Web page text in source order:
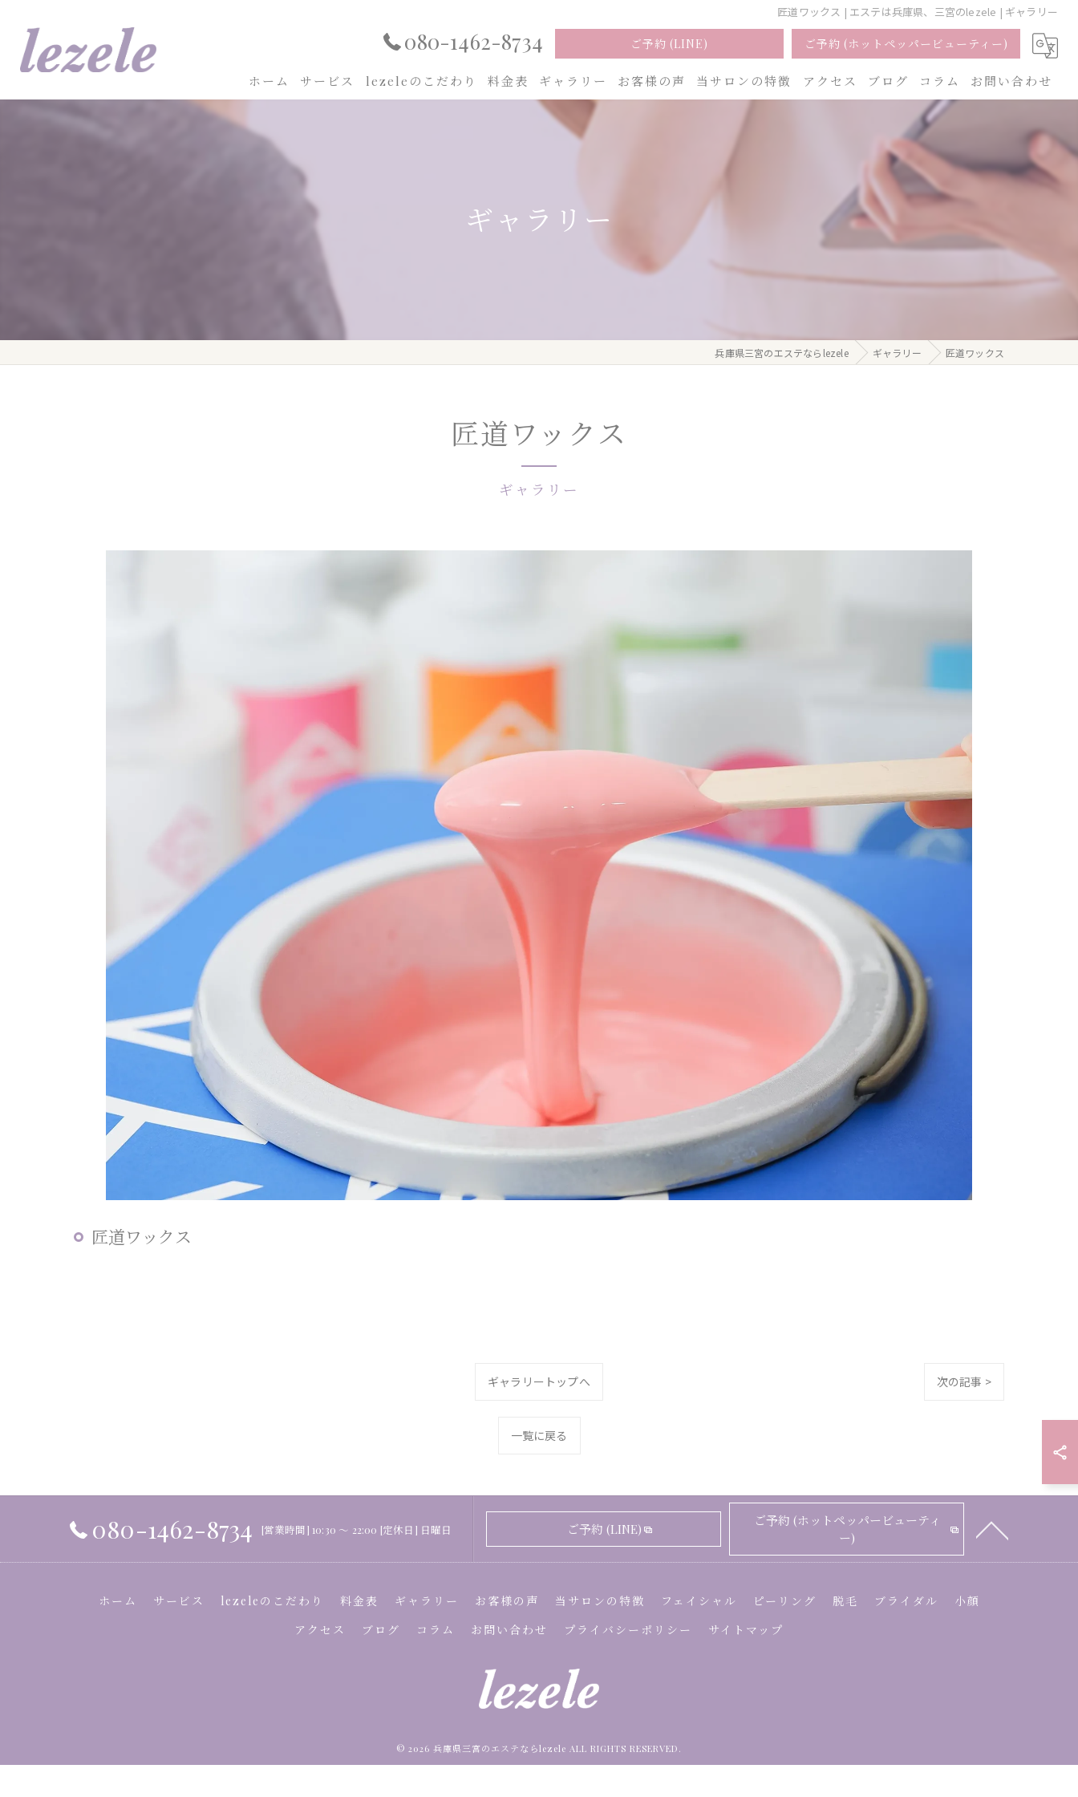
匠道ワックス | エステは兵庫県、三宮のlezele | ギャラリー
080-1462-8734 ご予約 (LINE) ご予約 (ホットペッパービューティー)
ホーム サービス lezeleのこだわり 料金表 ギャラリー お客様の声 当サロンの特徴
フェイシャル
脱毛
アクセス ブログ コラム お問い合わせ
ギャラリー
兵庫県三宮のエステならlezele ギャラリー 匠道ワックス
ギャラリー
匠道ワックス
匠道ワックス
ギャラリートップへ 次の記事 >
一覧に戻る
080-1462-8734 [営業時間] 10:30 ～ 22:00 [定休日] 日曜日 ご予約 (LINE)
ご予約 (ホットペッパービューティ
ー)
ホーム サービス lezeleのこだわり 料金表 ギャラリー お客様の声 当サロンの特徴 フェイシャル ピーリング 脱毛 ブライダル
小顔
アクセス
ブログ コラム お問い合わせ プライバシーポリシー サイトマップ
© 2026 兵庫県三宮のエステならlezele ALL RIGHTS RESERVED.